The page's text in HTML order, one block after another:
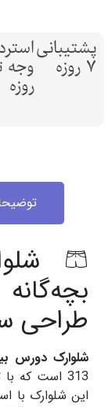
پشتیبانی
7 روزه
روزه
🩳
طراحی
شلوارک دورس
313 است که
این شلوارک با